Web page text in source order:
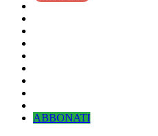
ABBONATI